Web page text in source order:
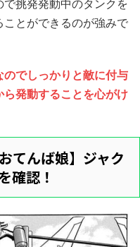
挑発発動中のタンクを
とができるのが強みで
でしっかりと敵に付与
発動することを心がけ
てんば娘】ジャク
確認！